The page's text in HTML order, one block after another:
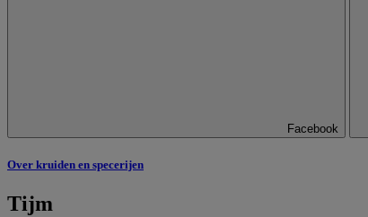
Facebook
Over kruiden en specerijen
Tijm